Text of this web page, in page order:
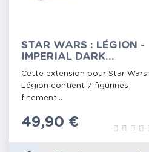
STAR WARS : LÉGION -
IMPERIAL DARK
Cette extension pour Star Wars:
Légion contient 7 figurines
finement...
Prix
49,90 €